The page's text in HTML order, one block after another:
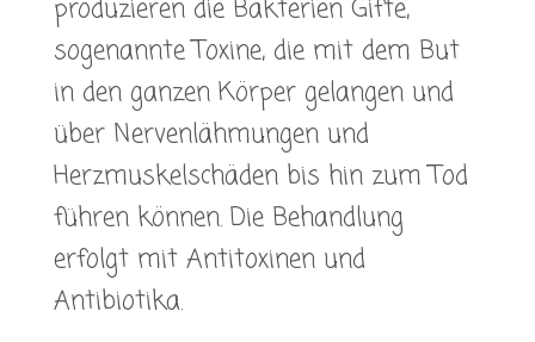
produzieren die Bakterien Gifte,
sogenannte Toxine, die mit dem But
in den ganzen Körper gelangen und
über Nervenlähmungen und
Herzmuskelschäden bis hin zum Tod
führen können. Die Behandlung
erfolgt mit Antitoxinen und
Antibiotika.